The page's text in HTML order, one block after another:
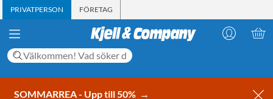
PRIVATPERSON FÖRETAG
SOMMARREA - Upp till 50% →